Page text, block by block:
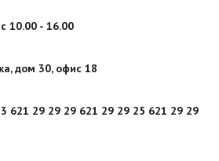
10.00 - 16.00
дом 30, офис 18
621 29 29 29 621 29 29 25 621 29 29